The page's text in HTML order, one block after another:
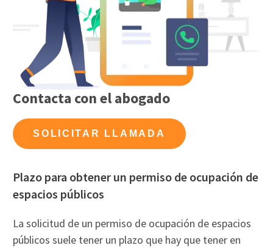
Contacta con el abogado
SOLICITAR LLAMADA
Plazo para obtener un permiso de ocupación de
espacios públicos
La solicitud de un permiso de ocupación de espacios
públicos suele tener un plazo que hay que tener en